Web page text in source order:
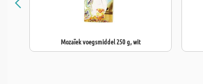
Mozaïek voegsmiddel 250 g, wit